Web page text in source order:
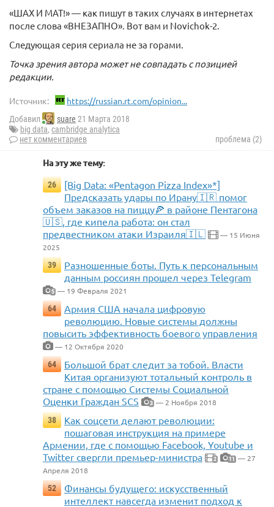
«ШАХ И МАТ!» — как пишут в таких случаях в интернетах
после слова «ВНЕЗАПНО». Вот вам и Novichok-2.
Следующая серия сериала не за горами.
Точка зрения автора может не совпадать с позицией
редакции.
Источник: https://russian.rt.com/opinion...
Добавил suare 21 Марта 2018
big data, cambridge analytica
нет комментариев
проблема (2)
На эту же тему:
26
[Big Data: «Pentagon Pizza Index»*]
Предсказать удары по Ирану🇮🇷 помог
объем заказов на пиццу🍕 в районе Пентагона
🇺🇸, где кипела работа: он стал
предвестником атаки Израиля🇮🇱
— 15 Июня
2025
39
Разношенные боты. Путь к персональным
данным россиян прошел через Telegram
5 — 19 Февраля 2021
64
Армия США начала цифровую
революцию. Новые системы должны
повысить эффективность боевого управления
— 12 Октября 2020
64
Большой брат следит за тобой. Власти
Китая организуют тотальный контроль в
стране с помощью Системы Социальной
Оценки Граждан SCS
3 — 2 Ноября 2018
38
Как соцсети делают революции:
пошаговая инструкция на примере
Армении, где с помощью Facebook, Youtube и
Twitter свергли премьер-министра
2 11 — 27
Апреля 2018
52
Финансы будущего: искусственный
интеллект навсегда изменит подход к